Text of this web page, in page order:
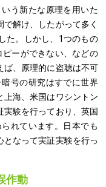
う新たな原理を用いた
解け、したがって多く
た。しかし、1つのもの
ーができない、などの
ば、原理的に盗聴は不可
号の研究はすでに世界
上海、米国はワシントン
実験を行っており、英国
れています。日本でも
となって実証実験を行っ
作動